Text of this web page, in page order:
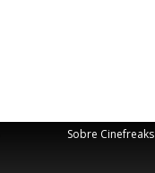
Sobre Cinefreaks